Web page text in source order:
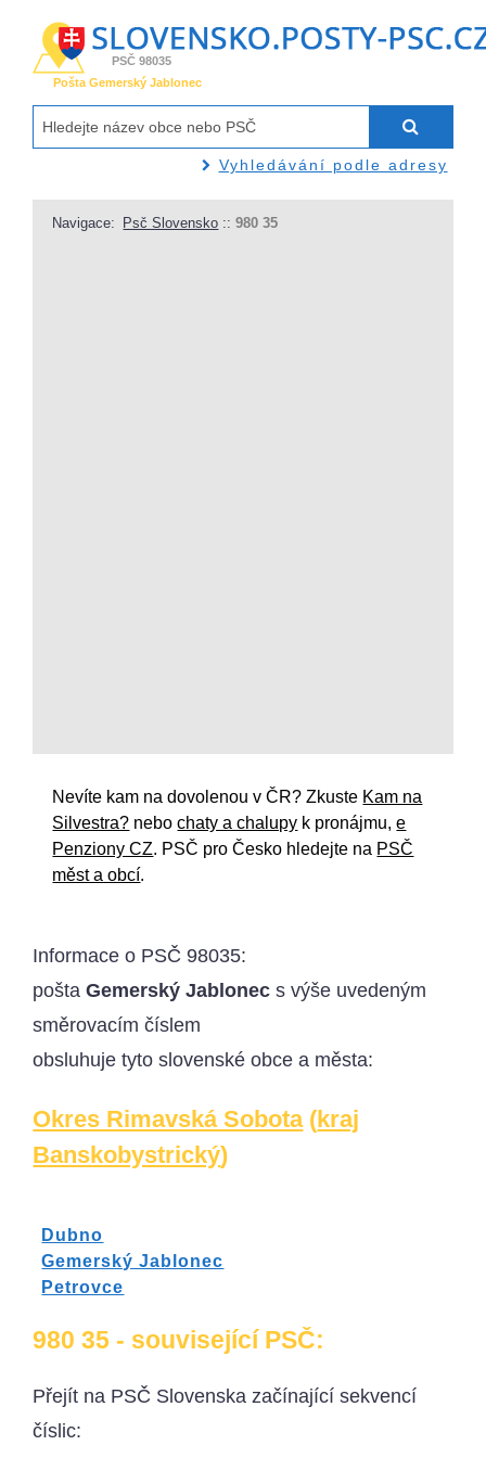
PSČ 98035
Pošta Gemerský Jablonec
Vyhledávání podle adresy
Navigace: Psč Slovensko ::980 35
Nevíte kam na dovolenou v ČR? Zkuste Kam na
Silvestra? nebochaty a chalupy k pronájmu,e
Penziony CZ. PSČ pro Česko hledejte na PSČ
měst a obcí.
Informace o PSČ 98035:
poštaGemerský Jablonec s výše uvedeným
směrovacím číslem
obsluhuje tyto slovenské obce a města:
Okres Rimavská Sobota(kraj
Banskobystrický)
Dubno
Gemerský Jablonec
Petrovce
980 35 - související PSČ:
Přejít na PSČ Slovenska začínající sekvencí
číslic: